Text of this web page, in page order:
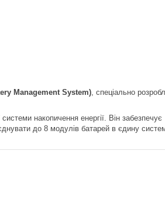
Management System) , спеціально
системи накопичення енергії. Він забезпечує
до 8 модулів батарей в єдину